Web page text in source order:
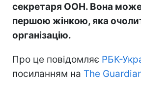
секретаря ООН. Вона
першою жінкою, яка
організацію.
Про це повідомляє РБК-
посиланням на The